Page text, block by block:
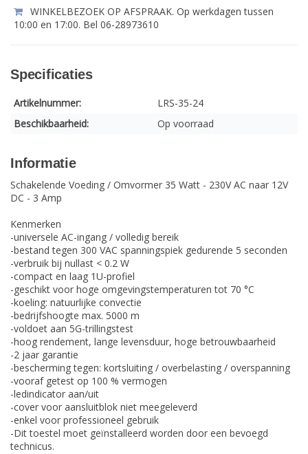
WINKELBEZOEK OP AFSPRAAK. Op werkdagen tussen
10:00 en 17:00. Bel 06-28973610
Specificaties
Artikelnummer:
LRS-35-24
Beschikbaarheid:
Op voorraad
Informatie
Schakelende Voeding / Omvormer 35 Watt - 230V AC naar 12V
DC - 3 Amp
Kenmerken
-universele AC-ingang / volledig bereik
-bestand tegen 300 VAC spanningspiek gedurende 5 seconden
-verbruik bij nullast < 0.2 W
-compact en laag 1U-profiel
-geschikt voor hoge omgevingstemperaturen tot 70 °C
-koeling: natuurlijke convectie
-bedrijfshoogte max. 5000 m
-voldoet aan 5G-trillingstest
-hoog rendement, lange levensduur, hoge betrouwbaarheid
-2 jaar garantie
-bescherming tegen: kortsluiting / overbelasting / overspanning
-vooraf getest op 100 % vermogen
-ledindicator aan/uit
-cover voor aansluitblok niet meegeleverd
-enkel voor professioneel gebruik
-Dit toestel moet geïnstalleerd worden door een bevoegd
technicus.